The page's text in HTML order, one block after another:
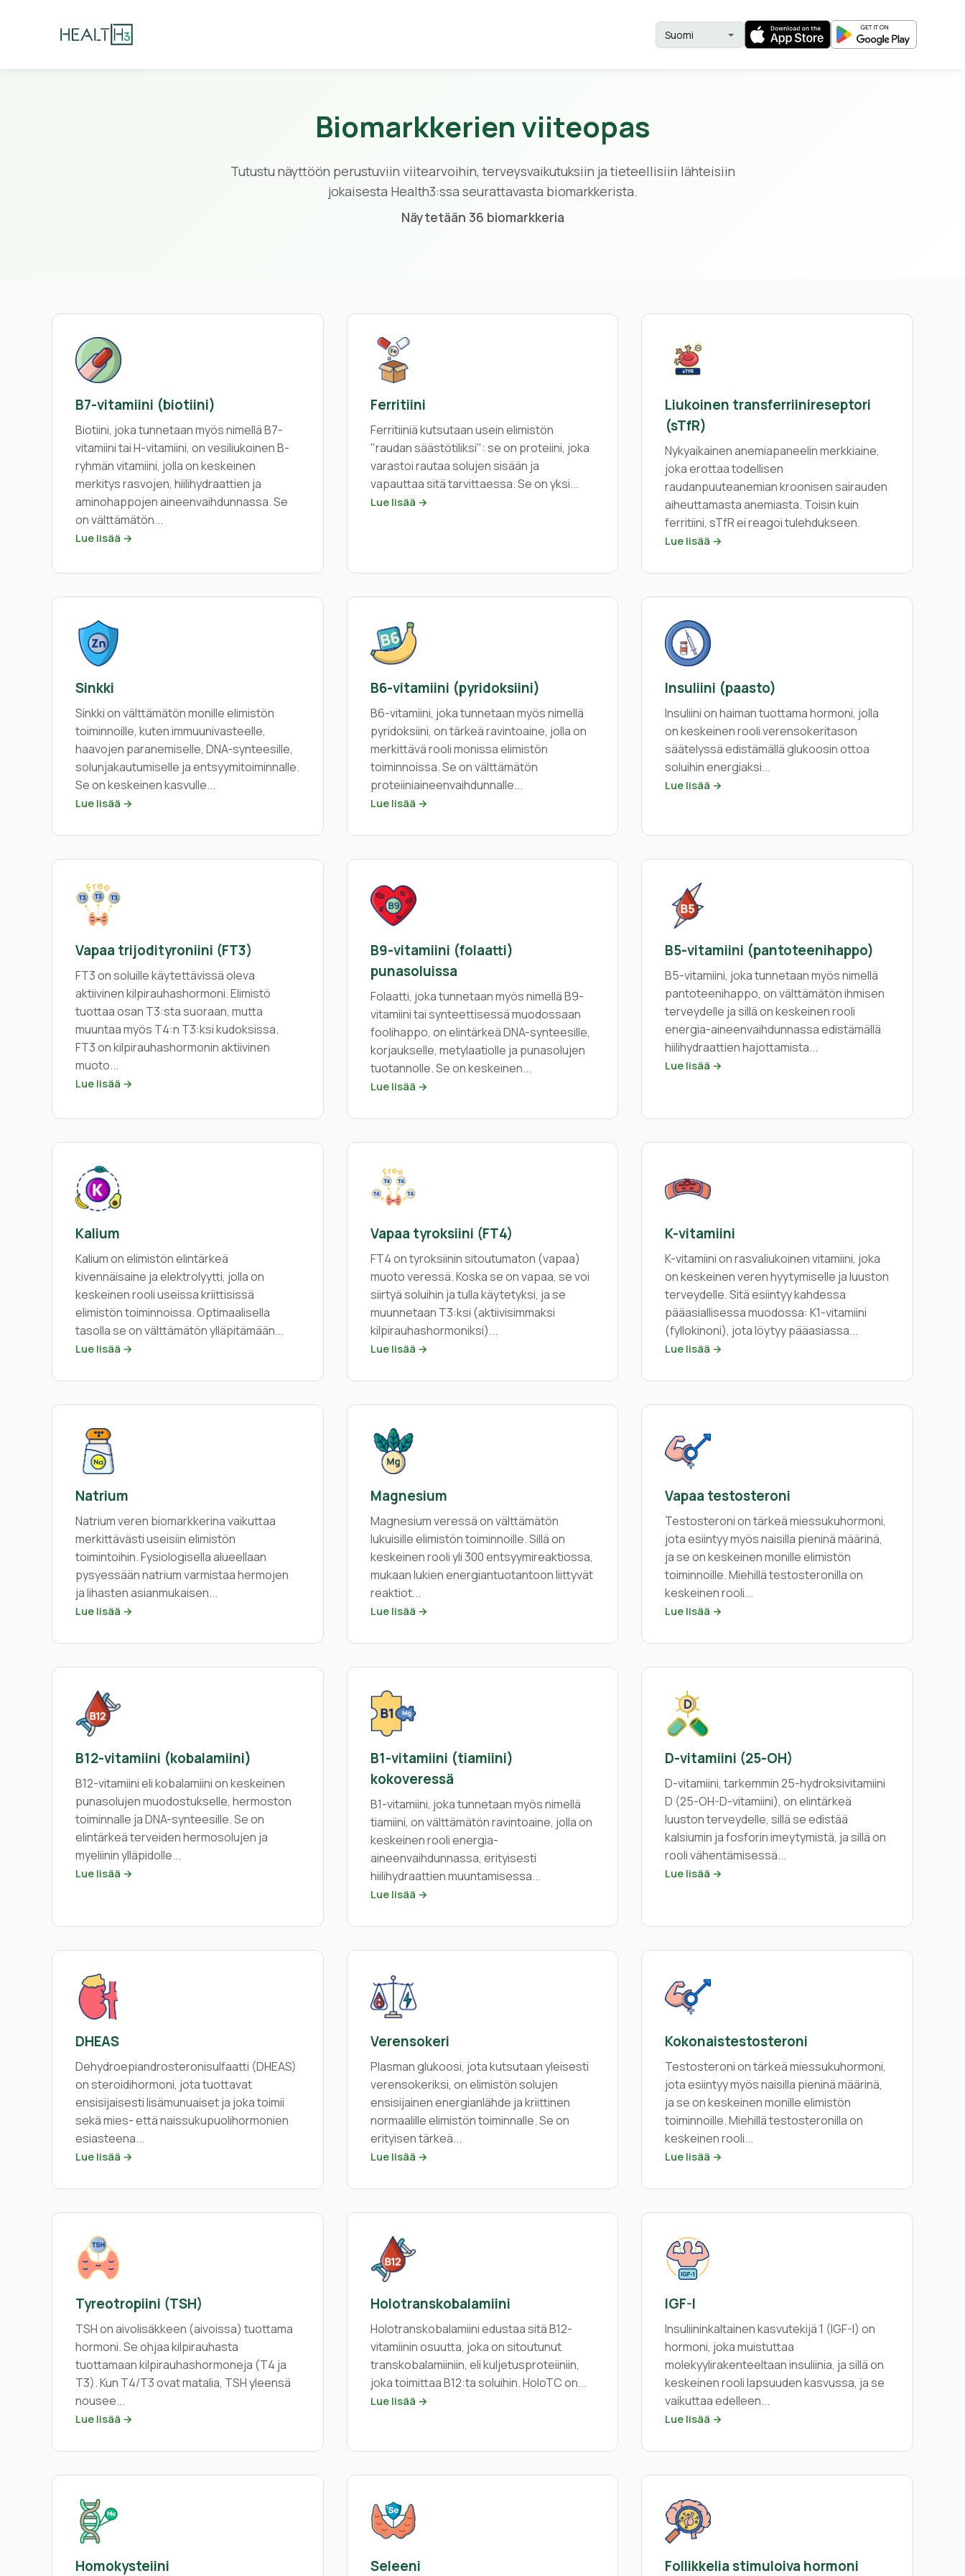
Biomarkkerien viiteopas
Tutustu näyttöön perustuviin viitearvoihin, terveysvaikutuksiin ja tieteellisiin lähteisiin
jokaisesta Health3:ssa seurattavasta biomarkkerista.
Näytetään 36 biomarkkeria
B7-vitamiini (biotiini)
Biotiini, joka tunnetaan myös nimellä B7-
vitamiini tai H-vitamiini, on vesiliukoinen B-
ryhmän vitamiini, jolla on keskeinen
merkitys rasvojen, hiilihydraattien ja
aminohappojen aineenvaihdunnassa. Se
on välttämätön...
Lue lisää →
Ferritiini
Ferritiiniä kutsutaan usein elimistön
"raudan säästötiliksi": se on proteiini, joka
varastoi rautaa solujen sisään ja
vapauttaa sitä tarvittaessa. Se on yksi...
Lue lisää →
Liukoinen transferriinireseptori
(sTfR)
Nykyaikainen anemiapaneelin merkkiaine,
joka erottaa todellisen
raudanpuuteanemian kroonisen sairauden
aiheuttamasta anemiasta. Toisin kuin
ferritiini, sTfR ei reagoi tulehdukseen.
Lue lisää →
Sinkki
Sinkki on välttämätön monille elimistön
toiminnoille, kuten immuunivasteelle,
haavojen paranemiselle, DNA-synteesille,
solunjakautumiselle ja entsyymitoiminnalle.
Se on keskeinen kasvulle...
Lue lisää →
B6-vitamiini (pyridoksiini)
B6-vitamiini, joka tunnetaan myös nimellä
pyridoksiini, on tärkeä ravintoaine, jolla on
merkittävä rooli monissa elimistön
toiminnoissa. Se on välttämätön
proteiiniaineenvaihdunnalle...
Lue lisää →
Insuliini (paasto)
Insuliini on haiman tuottama hormoni, jolla
on keskeinen rooli verensokeritason
säätelyssä edistämällä glukoosin ottoa
soluihin energiaksi...
Lue lisää →
Vapaa trijodityroniini (FT3)
FT3 on soluille käytettävissä oleva
aktiivinen kilpirauhashormoni. Elimistö
tuottaa osan T3:sta suoraan, mutta
muuntaa myös T4:n T3:ksi kudoksissa.
FT3 on kilpirauhashormonin aktiivinen
muoto...
Lue lisää →
B9-vitamiini (folaatti)
punasoluissa
Folaatti, joka tunnetaan myös nimellä B9-
vitamiini tai synteettisessä muodossaan
foolihappo, on elintärkeä DNA-synteesille,
korjaukselle, metylaatiolle ja punasolujen
tuotannolle. Se on keskeinen...
Lue lisää →
B5-vitamiini (pantoteenihappo)
B5-vitamiini, joka tunnetaan myös nimellä
pantoteenihappo, on välttämätön ihmisen
terveydelle ja sillä on keskeinen rooli
energia-aineenvaihdunnassa edistämällä
hiilihydraattien hajottamista...
Lue lisää →
Kalium
Kalium on elimistön elintärkeä
kivennäisaine ja elektrolyytti, jolla on
keskeinen rooli useissa kriittisissä
elimistön toiminnoissa. Optimaalisella
tasolla se on välttämätön ylläpitämään...
Lue lisää →
Vapaa tyroksiini (FT4)
FT4 on tyroksiinin sitoutumaton (vapaa)
muoto veressä. Koska se on vapaa, se voi
siirtyä soluihin ja tulla käytetyksi, ja se
muunnetaan T3:ksi (aktiivisimmaksi
kilpirauhashormoniksi)...
Lue lisää →
K-vitamiini
K-vitamiini on rasvaliukoinen vitamiini, joka
on keskeinen veren hyytymiselle ja luuston
terveydelle. Sitä esiintyy kahdessa
pääasiallisessa muodossa: K1-vitamiini
(fyllokinoni), jota löytyy pääasiassa...
Lue lisää →
Natrium
Natrium veren biomarkkerina vaikuttaa
merkittävästi useisiin elimistön
toimintoihin. Fysiologisella alueellaan
pysyessään natrium varmistaa hermojen
ja lihasten asianmukaisen...
Lue lisää →
Magnesium
Magnesium veressä on välttämätön
lukuisille elimistön toiminnoille. Sillä on
keskeinen rooli yli 300 entsyymireaktiossa,
mukaan lukien energiantuotantoon liittyvät
reaktiot...
Lue lisää →
Vapaa testosteroni
Testosteroni on tärkeä miessukuhormoni,
jota esiintyy myös naisilla pieninä määrinä,
ja se on keskeinen monille elimistön
toiminnoille. Miehillä testosteronilla on
keskeinen rooli...
Lue lisää →
B12-vitamiini (kobalamiini)
B12-vitamiini eli kobalamiini on keskeinen
punasolujen muodostukselle, hermoston
toiminnalle ja DNA-synteesille. Se on
elintärkeä terveiden hermosolujen ja
myeliinin ylläpidolle...
Lue lisää →
B1-vitamiini (tiamiini)
kokoveressä
B1-vitamiini, joka tunnetaan myös nimellä
tiamiini, on välttämätön ravintoaine, jolla on
keskeinen rooli energia-
aineenvaihdunnassa, erityisesti
hiilihydraattien muuntamisessa...
Lue lisää →
D-vitamiini (25-OH)
D-vitamiini, tarkemmin 25-hydroksivitamiini
D (25-OH-D-vitamiini), on elintärkeä
luuston terveydelle, sillä se edistää
kalsiumin ja fosforin imeytymistä, ja sillä on
rooli vähentämisessä...
Lue lisää →
DHEAS
Dehydroepiandrosteronisulfaatti (DHEAS)
on steroidihormoni, jota tuottavat
ensisijaisesti lisämunuaiset ja joka toimii
sekä mies- että naissukupuolihormonien
esiasteena...
Lue lisää →
Verensokeri
Plasman glukoosi, jota kutsutaan yleisesti
verensokeriksi, on elimistön solujen
ensisijainen energianlähde ja kriittinen
normaalille elimistön toiminnalle. Se on
erityisen tärkeä...
Lue lisää →
Kokonaistestosteroni
Testosteroni on tärkeä miessukuhormoni,
jota esiintyy myös naisilla pieninä määrinä,
ja se on keskeinen monille elimistön
toiminnoille. Miehillä testosteronilla on
keskeinen rooli...
Lue lisää →
Tyreotropiini (TSH)
TSH on aivolisäkkeen (aivoissa) tuottama
hormoni. Se ohjaa kilpirauhasta
tuottamaan kilpirauhashormoneja (T4 ja
T3). Kun T4/T3 ovat matalia, TSH yleensä
nousee...
Lue lisää →
Holotranskobalamiini
Holotranskobalamiini edustaa sitä B12-
vitamiinin osuutta, joka on sitoutunut
transkobalamiiniin, eli kuljetusproteiiniin,
joka toimittaa B12:ta soluihin. HoloTC on...
Lue lisää →
IGF-I
Insuliininkaltainen kasvutekijä 1 (IGF-I) on
hormoni, joka muistuttaa
molekyylirakenteeltaan insuliinia, ja sillä on
keskeinen rooli lapsuuden kasvussa, ja se
vaikuttaa edelleen...
Lue lisää →
Homokysteiini Seleeni Follikkelia stimuloiva hormoni